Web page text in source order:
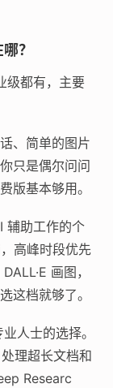
？
级都有，主要
、简单的图片
只是偶尔问问
版基本够用。
助工作的个
高峰时段优先
画图，
这档就够了。
人士的选择。
理超长文档和
Researc